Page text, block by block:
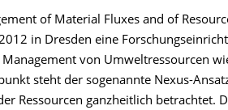
of Material Fluxes and of
in Dresden eine
von Umweltressourcen
steht der sogenannte Nexus-
Ressourcen ganzheitlich betrachtet.